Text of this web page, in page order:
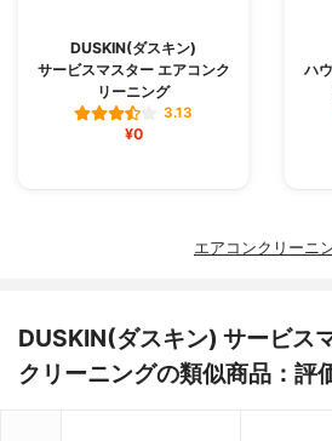
DUSKIN(ダスキン)
サービスマスター エアコンク
リーニング
3.13
¥0
ハ
エアコンクリーニ
DUSKIN(ダスキン) サービス
クリーニングの類似商品：評